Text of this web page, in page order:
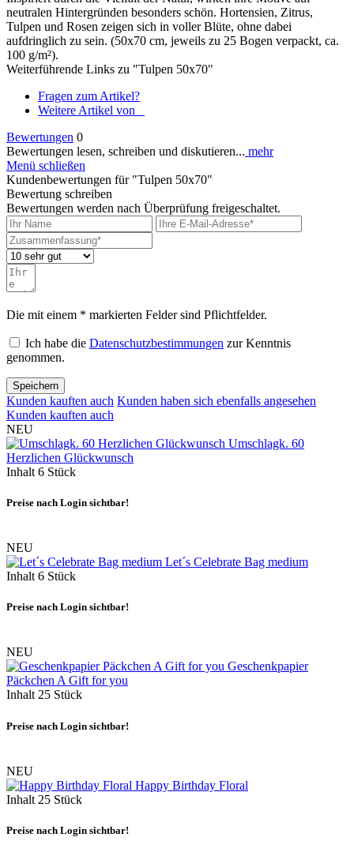
neutralen Hintergründen besonders schön. Hortensien, Zitrus,
Tulpen und Rosen zeigen sich in voller Blüte, ohne dabei
aufdringlich zu sein. (50x70 cm, jeweils zu 25 Bogen verpackt, ca.
100 g/m²).
Weiterführende Links zu "Tulpen 50x70"
Fragen zum Artikel?
Weitere Artikel von _
Bewertungen 0
Bewertungen lesen, schreiben und diskutieren... mehr
Menü schließen
Kundenbewertungen für "Tulpen 50x70"
Bewertung schreiben
Bewertungen werden nach Überprüfung freigeschaltet.
Die mit einem * markierten Felder sind Pflichtfelder.
Ich habe die Datenschutzbestimmungen zur Kenntnis
genommen.
Speichern
Kunden kauften auch Kunden haben sich ebenfalls angesehen
Kunden kauften auch
NEU
Umschlagk. 60
Herzlichen Glückwunsch
Inhalt 6 Stück
Preise nach Login sichtbar!
NEU
Let´s Celebrate Bag medium
Inhalt 6 Stück
Preise nach Login sichtbar!
NEU
Geschenkpapier
Päckchen A Gift for you
Inhalt 25 Stück
Preise nach Login sichtbar!
NEU
Happy Birthday Floral
Inhalt 25 Stück
Preise nach Login sichtbar!